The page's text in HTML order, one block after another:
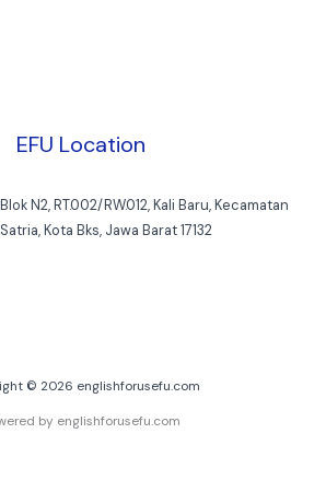
EFU Location
N2, RT.002/RW.012, Kali Baru, Kecamatan
Kota Bks, Jawa Barat 17132
© 2026 englishforusefu.com
by englishforusefu.com